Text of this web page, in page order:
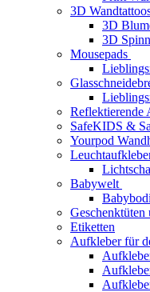
3D
3D
3D
Mousepads
Reflektierende
SafeKIDS &
Yourpod
Babywelt
Etiketten
Aufkleber für